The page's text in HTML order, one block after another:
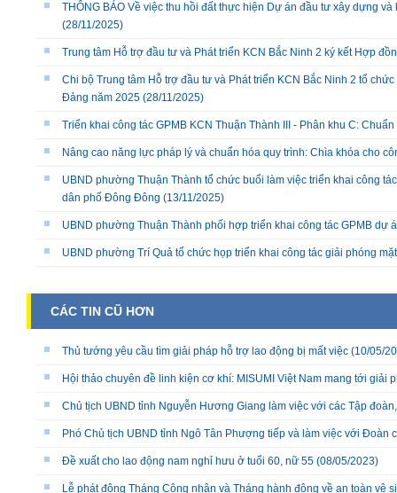
THÔNG BÁO Về việc thu hồi đất thực hiện Dự án đầu tư xây dựng
(28/11/2025)
Trung tâm Hỗ trợ đầu tư và Phát triển KCN Bắc Ninh 2 ký kết Hợp
Chi bộ Trung tâm Hỗ trợ đầu tư và Phát triển KCN Bắc Ninh 2 tổ
Đảng năm 2025 (28/11/2025)
Triển khai công tác GPMB KCN Thuận Thành III - Phân khu C:
Nâng cao năng lực pháp lý và chuẩn hóa quy trình: Chìa khóa cho
UBND phường Thuận Thành tổ chức buổi làm việc triển khai công
dân phố Đông Đông (13/11/2025)
UBND phường Thuận Thành phối hợp triển khai công tác GPMB dự
UBND phường Trí Quả tổ chức họp triển khai công tác giải phóng
CÁC TIN CŨ HƠN
Thủ tướng yêu cầu tìm giải pháp hỗ trợ lao động bị mất việc (10/05/
Hội thảo chuyên đề linh kiện cơ khí: MISUMI Việt Nam mang tới giải
Chủ tịch UBND tỉnh Nguyễn Hương Giang làm việc với các Tập
Phó Chủ tịch UBND tỉnh Ngô Tân Phượng tiếp và làm việc với Đoàn
Đề xuất cho lao động nam nghỉ hưu ở tuổi 60, nữ 55 (08/05/2023)
Lễ phát động Tháng Công nhân và Tháng hành động về an toàn vệ